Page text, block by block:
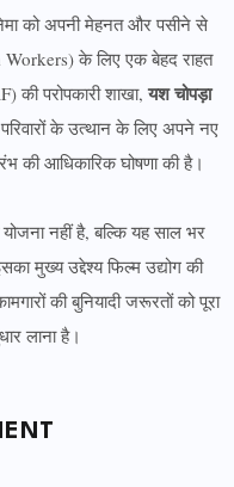
को अपनी मेहनत और पसीने से
Workers) के लिए एक बेहद राहत
की परोपकारी शाखा,यश चोपड़ा
के उत्थान के लिए अपने नए
की आधिकारिक घोषणा की है।
नहीं है, बल्कि यह साल भर
मुख्य उद्देश्य फिल्म उद्योग की
की बुनियादी जरूरतों को पूरा
लाना है।